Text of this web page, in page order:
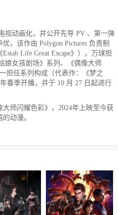
视动画化，并公开先导 PV 、第一弹
，该作由 Polygon Pictures 负责制
Life Great Escape》），万球担
娘女孩剧场》系列、《偶像大师
担任系列构成（代表作：《梦之
春季开播，并于 10 月 27 日起进行
师闪耀色彩》，2024年上映至今获
动漫。